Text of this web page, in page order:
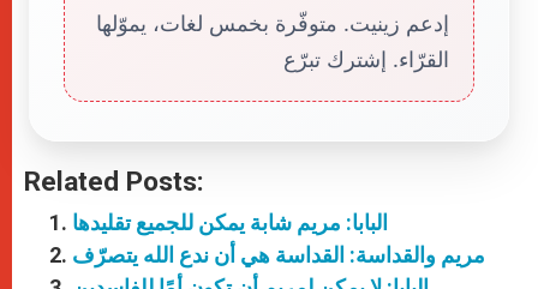
إدعم زينيت. متوفّرة بخمس لغات، يموّلها
القرّاء. إشترك تبرّع
Related Posts:
البابا: مريم شابة يمكن للجميع تقليدها
مريم والقداسة: القداسة هي أن ندع الله يتصرّف